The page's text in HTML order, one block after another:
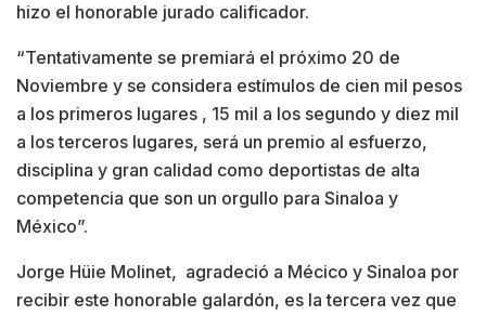
hizo el honorable jurado calificador.
“Tentativamente se premiará el próximo 20 de
Noviembre y se considera estímulos de cien mil pesos
a los primeros lugares , 15 mil a los segundo y diez mil
a los terceros lugares, será un premio al esfuerzo,
disciplina y gran calidad como deportistas de alta
competencia que son un orgullo para Sinaloa y
México”.
Jorge Hüie Molinet, agradeció a Mécico y Sinaloa por
recibir este honorable galardón, es la tercera vez que